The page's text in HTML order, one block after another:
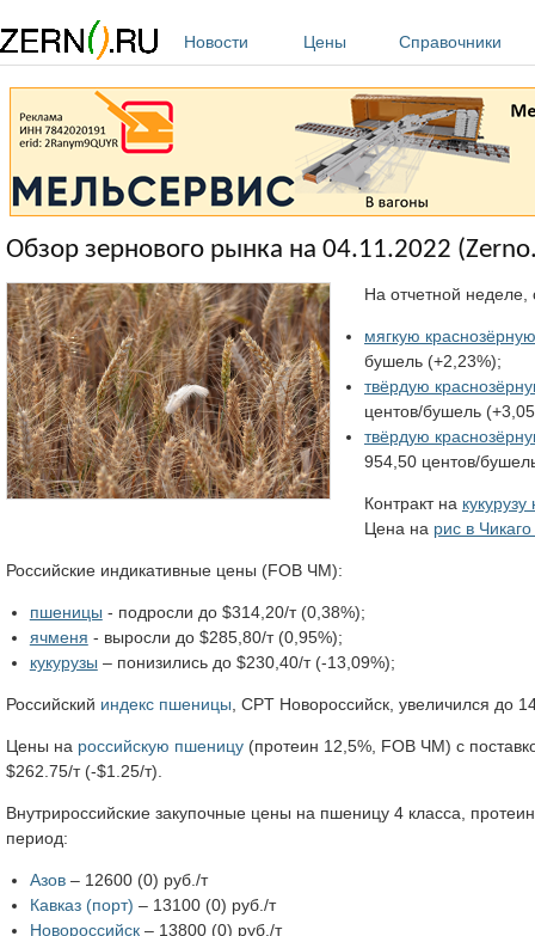
Новости
Цены Справочники
Обзор зернового рынка на 04.11.2022
На отчетной
мягкую
бушель (+2,23%);
твёрдую
центов/бушель
твёрдую
954,50 центов/
Контракт на
Цена на рис в
Российские индикативные цены (FOB ЧМ):
пшеницы - подросли до $314,20/т (0,38%);
ячменя - выросли до $285,80/т (0,95%);
кукурузы – понизились до $230,40/т (-13,09%);
Российский индекс пшеницы , CPT Новороссийск, увеличился до
Цены на российскую пшеницу (протеин 12,5%, FOB ЧМ) с
$262.75/т (-$1.25/т).
Внутрироссийские закупочные цены на пшеницу 4 класса,
период:
Азов– 12600 (0) руб./т
Кавказ (порт) – 13100 (0) руб./т
Новороссийск– 13800 (0) руб./т